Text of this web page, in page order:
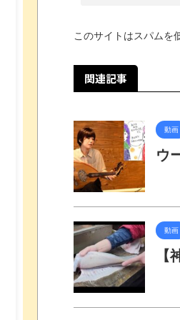
このサイトはスパムを
関連記事
動画
ウ
動画